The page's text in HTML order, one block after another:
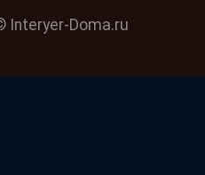
Doma.ru